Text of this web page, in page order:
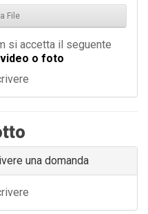
File
si accetta il seguente
o foto
una domanda